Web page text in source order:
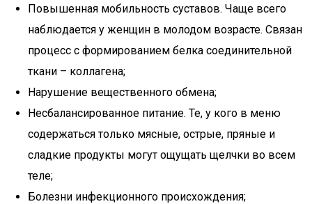
Повышенная мобильность суставов. Чаще всего
наблюдается у женщин в молодом возрасте. Связан
процесс с формированием белка соединительной
ткани – коллагена;
Нарушение вещественного обмена;
Несбалансированное питание. Те, у кого в меню
содержаться только мясные, острые, пряные и
сладкие продукты могут ощущать щелчки во всем
теле;
Болезни инфекционного происхождения;